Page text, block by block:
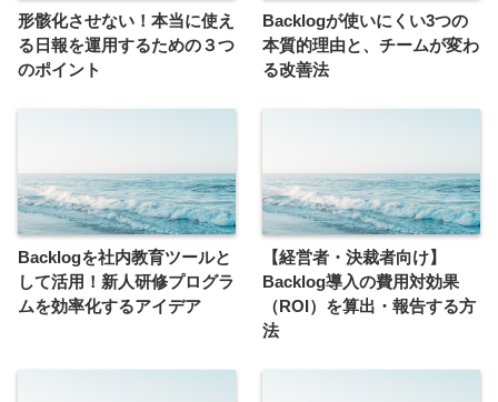
形骸化させない！本当に使え
る日報を運用するための３つ
のポイント
Backlogが使いにくい3つの
本質的理由と、チームが変わ
る改善法
Backlogを社内教育ツールと
して活用！新人研修プログラ
ムを効率化するアイデア
【経営者・決裁者向け】
Backlog導入の費用対効果
（ROI）を算出・報告する方
法